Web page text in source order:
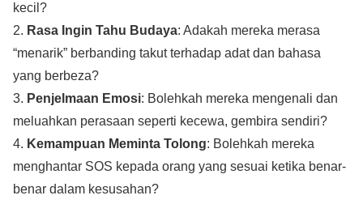
kecil?
2. Rasa Ingin Tahu Budaya: Adakah mereka merasa
“menarik” berbanding takut terhadap adat dan bahasa
yang berbeza?
3. Penjelmaan Emosi: Bolehkah mereka mengenali dan
meluahkan perasaan seperti kecewa, gembira sendiri?
4. Kemampuan Meminta Tolong: Bolehkah mereka
menghantar SOS kepada orang yang sesuai ketika benar-
benar dalam kesusahan?